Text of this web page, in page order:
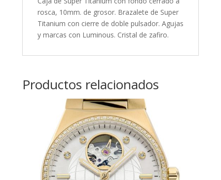
rosca, 10mm. de grosor. Brazalete de Super
Titanium con cierre de doble pulsador. Agujas
y marcas con Luminous. Cristal de zafiro.
Productos relacionados